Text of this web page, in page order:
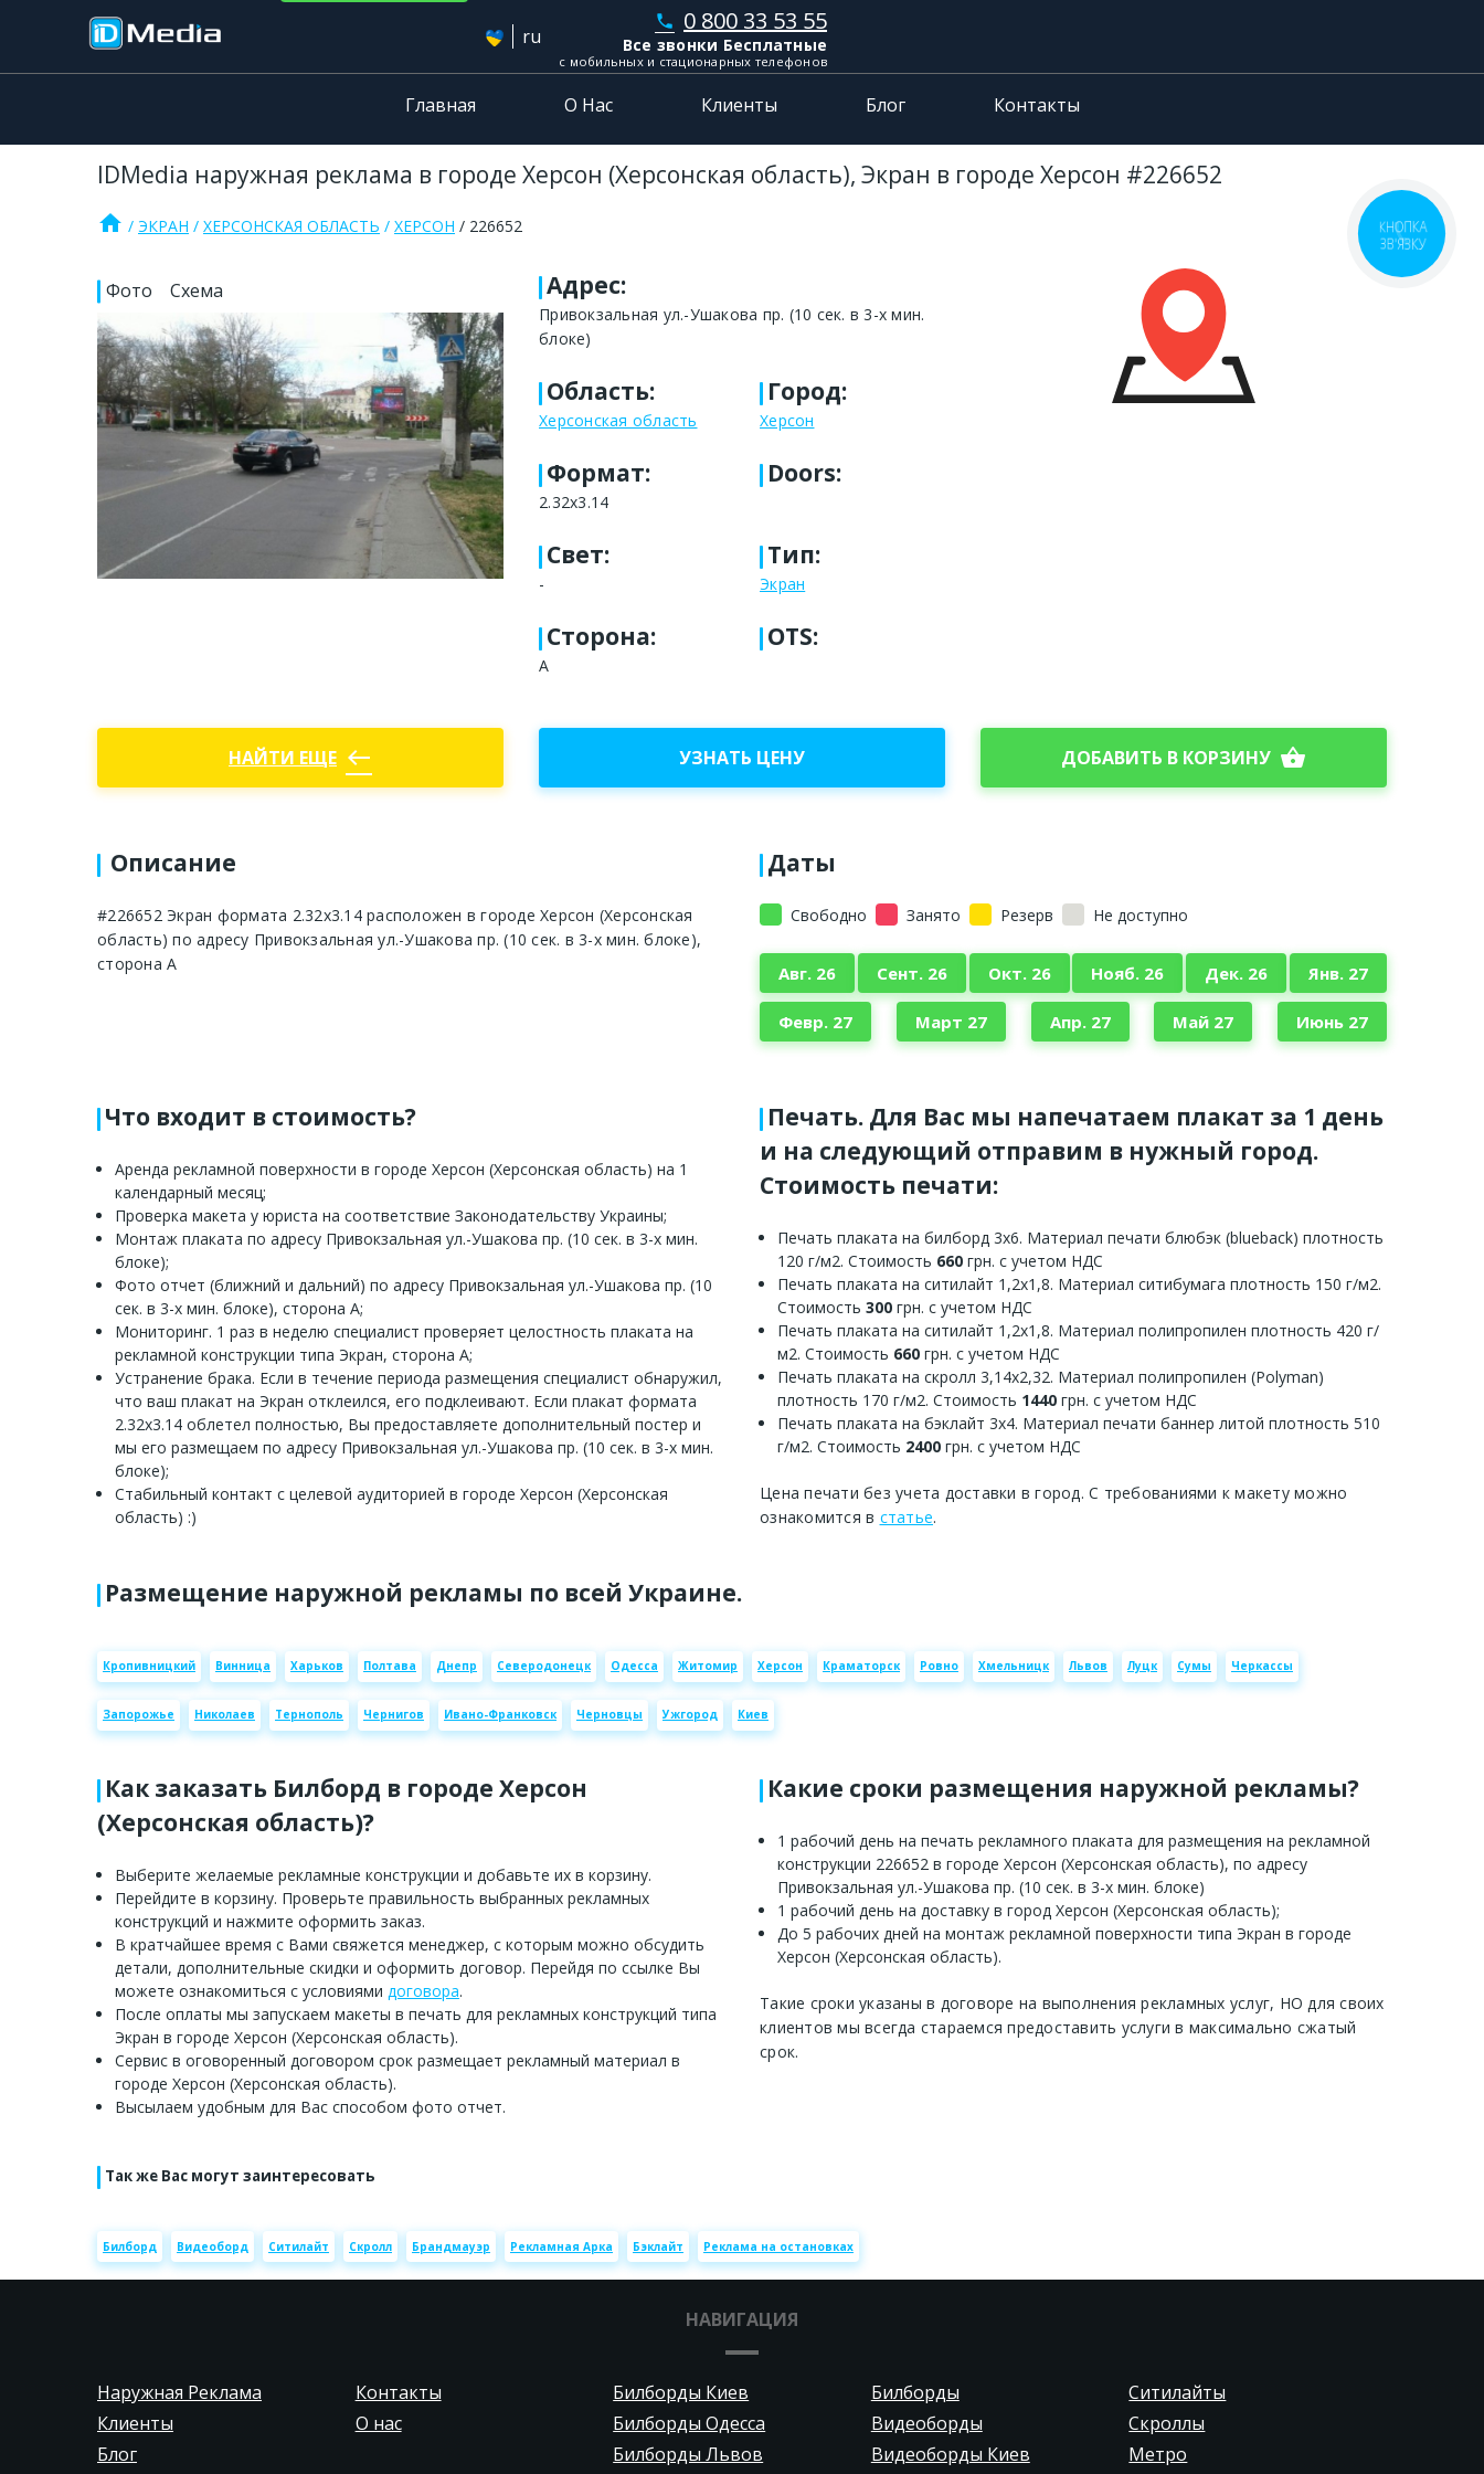
ru
phone 0 800 33 53 55
Все звонки Бесплатные
с мобильных и стационарных телефонов
Главная О Нас Клиенты Блог Контакты
IDMedia наружная реклама в городе Херсон (Херсонская область), Экран в городе Херсон #226652
home ЭКРАН ХЕРСОНСКАЯ ОБЛАСТЬ ХЕРСОН 226652
Фото Схема Адрес:
Привокзальная ул.-Ушакова пр. (10 сек. в 3-х мин.
блоке)
Область:
Херсонская область
Город:
Херсон
Формат:
2.32x3.14
Doors:
Свет:
-
Тип:
Экран
Сторона:
A
OTS:
НАЙТИ ЕЩЕ west УЗНАТЬ ЦЕНУ ДОБАВИТЬ В КОРЗИНУ shopping_basket
Описание
#226652 Экран формата 2.32x3.14 расположен в городе Херсон (Херсонская
область) по адресу Привокзальная ул.-Ушакова пр. (10 сек. в 3-х мин. блоке),
сторона A
Даты
Свободно Занято Резерв Не доступно
Авг. 26 Сент. 26 Окт. 26 Нояб. 26 Дек. 26 Янв. 27
Февр. 27 Март 27 Апр. 27 Май 27 Июнь 27
Что входит в стоимость?
Аренда рекламной поверхности в городе Херсон (Херсонская область) на 1
календарный месяц;
Проверка макета у юриста на соответствие Законодательству Украины;
Монтаж плаката по адресу Привокзальная ул.-Ушакова пр. (10 сек. в 3-х мин.
блоке);
Фото отчет (ближний и дальний) по адресу Привокзальная ул.-Ушакова пр. (10
сек. в 3-х мин. блоке), сторона A;
Мониторинг. 1 раз в неделю специалист проверяет целостность плаката на
рекламной конструкции типа Экран, сторона A;
Устранение брака. Если в течение периода размещения специалист обнаружил,
что ваш плакат на Экран отклеился, его подклеивают. Если плакат формата
2.32x3.14 облетел полностью, Вы предоставляете дополнительный постер и
мы его размещаем по адресу Привокзальная ул.-Ушакова пр. (10 сек. в 3-х мин.
блоке);
Стабильный контакт с целевой аудиторией в городе Херсон (Херсонская
область) :)
Печать. Для Вас мы напечатаем плакат за 1 день
и на следующий отправим в нужный город.
Стоимость печати:
Печать плаката на билборд 3х6. Материал печати блюбэк (blueback) плотность
120 г/м2. Стоимость 660 грн. с учетом НДС
Печать плаката на ситилайт 1,2х1,8. Материал ситибумага плотность 150 г/м2.
Стоимость 300 грн. с учетом НДС
Печать плаката на ситилайт 1,2х1,8. Материал полипропилен плотность 420 г/
м2. Стоимость 660 грн. с учетом НДС
Печать плаката на скролл 3,14х2,32. Материал полипропилен (Polyman)
плотность 170 г/м2. Стоимость 1440 грн. с учетом НДС
Печать плаката на бэклайт 3х4. Материал печати баннер литой плотность 510
г/м2. Стоимость 2400 грн. с учетом НДС
Цена печати без учета доставки в город. С требованиями к макету можно
ознакомится в статье.
Размещение наружной рекламы по всей Украине.
Кропивницкий Винница Харьков Полтава Днепр Северодонецк Одесса Житомир Херсон Краматорск Ровно Хмельницк Львов Луцк Сумы Черкассы
Запорожье Николаев Тернополь Чернигов Ивано-Франковск Черновцы Ужгород Киев
Как заказать Билборд в городе Херсон
(Херсонская область)?
Выберите желаемые рекламные конструкции и добавьте их в корзину.
Перейдите в корзину. Проверьте правильность выбранных рекламных
конструкций и нажмите оформить заказ.
В кратчайшее время с Вами свяжется менеджер, с которым можно обсудить
детали, дополнительные скидки и оформить договор. Перейдя по ссылке Вы
можете ознакомиться с условиями договора.
После оплаты мы запускаем макеты в печать для рекламных конструкций типа
Экран в городе Херсон (Херсонская область).
Сервис в оговоренный договором срок размещает рекламный материал в
городе Херсон (Херсонская область).
Высылаем удобным для Вас способом фото отчет.
Какие сроки размещения наружной рекламы?
1 рабочий день на печать рекламного плаката для размещения на рекламной
конструкции 226652 в городе Херсон (Херсонская область), по адресу
Привокзальная ул.-Ушакова пр. (10 сек. в 3-х мин. блоке)
1 рабочий день на доставку в город Херсон (Херсонская область);
До 5 рабочих дней на монтаж рекламной поверхности типа Экран в городе
Херсон (Херсонская область).
Такие сроки указаны в договоре на выполнения рекламных услуг, НО для своих
клиентов мы всегда стараемся предоставить услуги в максимально сжатый
срок.
Так же Вас могут заинтересовать
Билборд Видеоборд Ситилайт Скролл Брандмауэр Рекламная Арка Бэклайт Реклама на остановках
НАВИГАЦИЯ
Наружная Реклама
Билборды Львов
Клиенты
Билборды
Блог
Видеоборды
Контакты
Видеоборды Киев
О нас
Ситилайты
Билборды Киев
Скроллы
Билборды Одесса
Метро
КНОПКА
ЗВ'ЯЗКУ